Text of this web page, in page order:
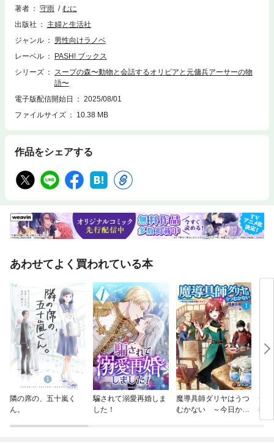
ジー。 そして、薬師を目指し家を出て行ったララと 入れ替わりに加わっ
たな命が……。 心温まる大人のための童話、完結巻。 さまざまな出会い
と別れを繰り返し、 オリビアは今日もスープを作り続けるーー ◆◇◆ 次に
著者 守雨
むに
出版社
主婦と生活社
ジャンル
男性向けラノベ
レーベル
PASH! ブックス
シリーズ
スープの森〜動物と会話するオリビアと元傭兵アーサーの物
語〜
電子版配信開始日
2025/08/01
ファイルサイズ
10.38 MB
作品をシェアする
あわせてよく買われている本
隣の席の、五十嵐く
ん。
騙されて溺愛再婚しま
した！
魔導具師ダリヤはうつ
むかない ～今日から
素
行記